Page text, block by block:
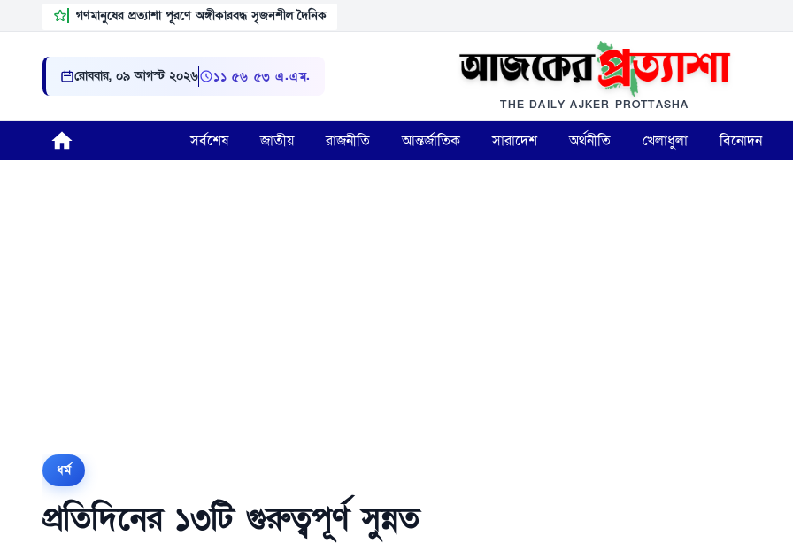
গণমানুষের প্রত্যাশা পূরণে অঙ্গীকারবদ্ধ সৃজনশীল দৈনিক
রোববার, ০৯ আগস্ট ২০২৬ ১১:৫৬:৫৪ এ.এম.
THE DAILY AJKER PROTTASHA
সর্বশেষ জাতীয় রাজনীতি আন্তর্জাতিক সারাদেশ অর্থনীতি খেলাধুলা বিনোদন
ধর্ম
প্রতিদিনের ১৩টি গুরুত্বপূর্ণ সুন্নত